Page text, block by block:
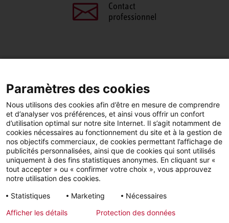
Contact
professionnel
FacebookLinkedIn
YouTube LinkedIn Facebook
Instagram
Paramètres des cookies
Nous utilisons des cookies afin d’être en mesure de comprendre
et d’analyser vos préférences, et ainsi vous offrir un confort
d’utilisation optimal sur notre site Internet. Il s’agit notamment de
cookies nécessaires au fonctionnement du site et à la gestion de
nos objectifs commerciaux, de cookies permettant l’affichage de
publicités personnalisées, ainsi que de cookies qui sont utilisés
uniquement à des fins statistiques anonymes. En cliquant sur «
tout accepter » ou « confirmer votre choix », vous approuvez
notre utilisation des cookies.
Statistiques
Marketing
Nécessaires
Afficher les détails
Protection des données